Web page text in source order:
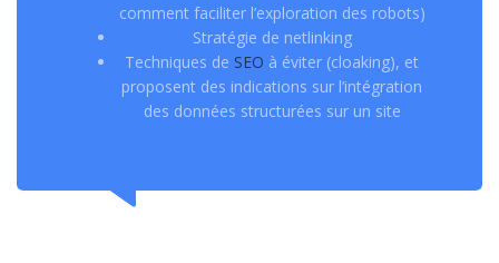
comment faciliter l’exploration des robots)
Stratégie de netlinking
Techniques de SEO à éviter (cloaking), et
proposent des indications sur l’intégration
des données structurées sur un site